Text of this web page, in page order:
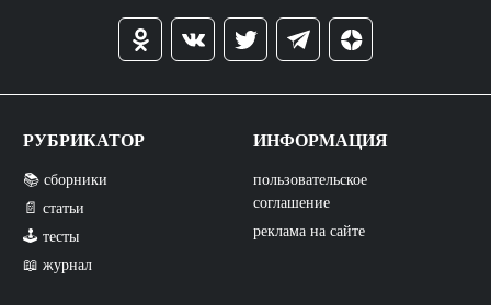
РУБРИКАТОР
📚 сборники
📄 статьи
🕹️ тесты
📖 журнал
ИНФОРМАЦИЯ
пользовательское
соглашение
реклама на сайте